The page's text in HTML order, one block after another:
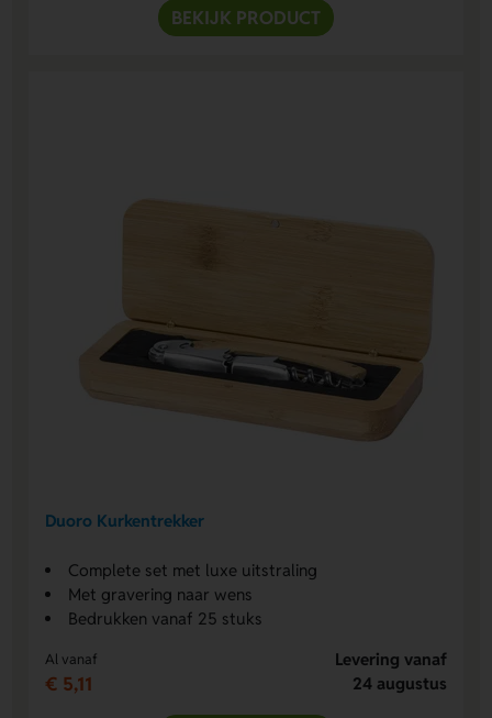
BEKIJK PRODUCT
Duoro Kurkentrekker
Complete set met luxe uitstraling
Met gravering naar wens
Bedrukken vanaf 25 stuks
Al vanaf
€ 5,11
Levering vanaf
24 augustus